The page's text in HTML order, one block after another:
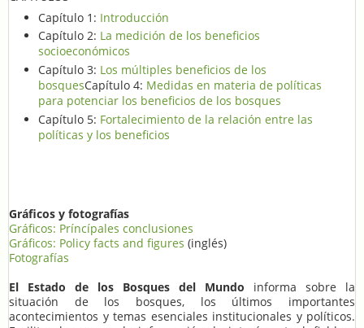
Capítulo 1: Introducción
Capítulo 2: La medición de los beneficios
socioeconómicos
Capítulo 3: Los múltiples beneficios de los
bosquesCapítulo 4: Medidas en materia de políticas
para potenciar los beneficios de los bosques
Capítulo 5: Fortalecimiento de la relación entre las
políticas y los beneficios
Gráficos y fotografías
Gráficos: Príncípales conclusiones
Gráficos: Policy facts and figures (inglés)
Fotografías
El Estado de los Bosques del Mundo informa sobre la
situación de los bosques, los últimos importantes
acontecimientos y temas esenciales institucionales y políticos.